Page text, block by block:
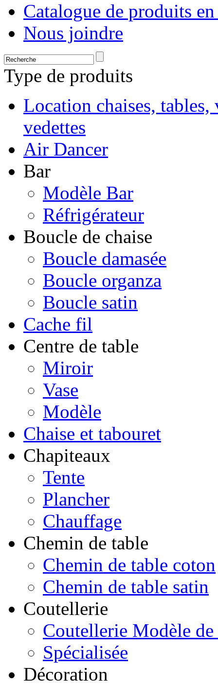
Catalogue de produits
Nous joindre
Type de produits
Location chaises,
vedettes
Air Dancer
Bar
Modèle Bar
Réfrigérateur
Boucle de chaise
Boucle damasée
Boucle organza
Boucle satin
Cache fil
Centre de table
Miroir
Vase
Modèle
Chaise et tabouret
Chapiteaux
Tente
Plancher
Chauffage
Chemin de table
Chemin de table coton
Chemin de table satin
Coutellerie
Coutellerie Modèle de
Spécialisée
Décoration